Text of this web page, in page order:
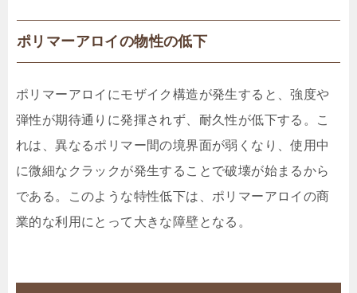
ポリマーアロイの物性の低下
ポリマーアロイにモザイク構造が発生すると、強度や
弾性が期待通りに発揮されず、耐久性が低下する。こ
れは、異なるポリマー間の境界面が弱くなり、使用中
に微細なクラックが発生することで破壊が始まるから
である。このような特性低下は、ポリマーアロイの商
業的な利用にとって大きな障壁となる。